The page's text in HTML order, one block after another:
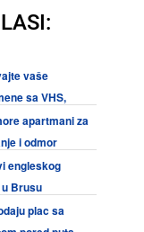
vaše
sa VHS,
DV kaseta i
apartmani za
i odmor
engleskog
Brusu
plac sa